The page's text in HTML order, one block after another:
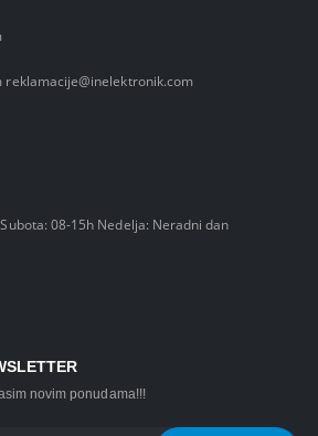
reklamacije@inelektronik.com
08-15h Nedelja: Neradni dan
novim ponudama!!!